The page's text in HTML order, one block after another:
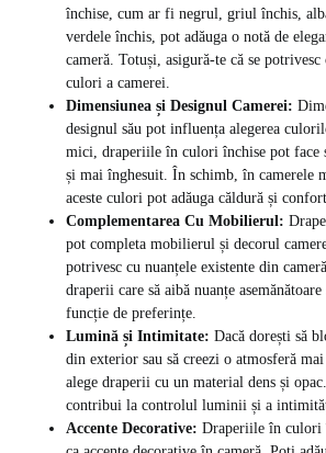
închise, cum ar fi negrul, griul închis,
verdele închis, pot adăuga o notă de
cameră. Totuși, asigură-te că se potrivesc
culori a camerei.
Dimensiunea și Designul Camerei:
designul său pot influența alegerea
mici, draperiile în culori închise pot face
și mai înghesuit. În schimb, în camerele
aceste culori pot adăuga căldură și confort.
Complementarea Cu Mobilierul:
pot completa mobilierul și decorul
potrivesc cu nuanțele existente din
draperii care să aibă nuanțe
funcție de preferințe.
Lumină și Intimitate: Dacă dorești să
din exterior sau să creezi o atmosferă
alege draperii cu un material dens și
contribui la controlul luminii și a
Accente Decorative: Draperiile în culori